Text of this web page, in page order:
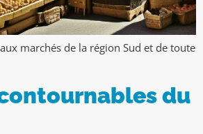
marchés de la région Sud et de toute
du